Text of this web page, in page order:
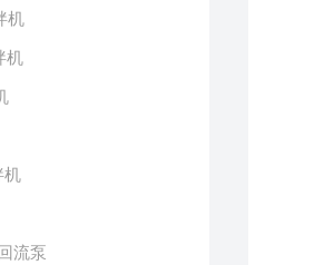
机
机
机
流泵